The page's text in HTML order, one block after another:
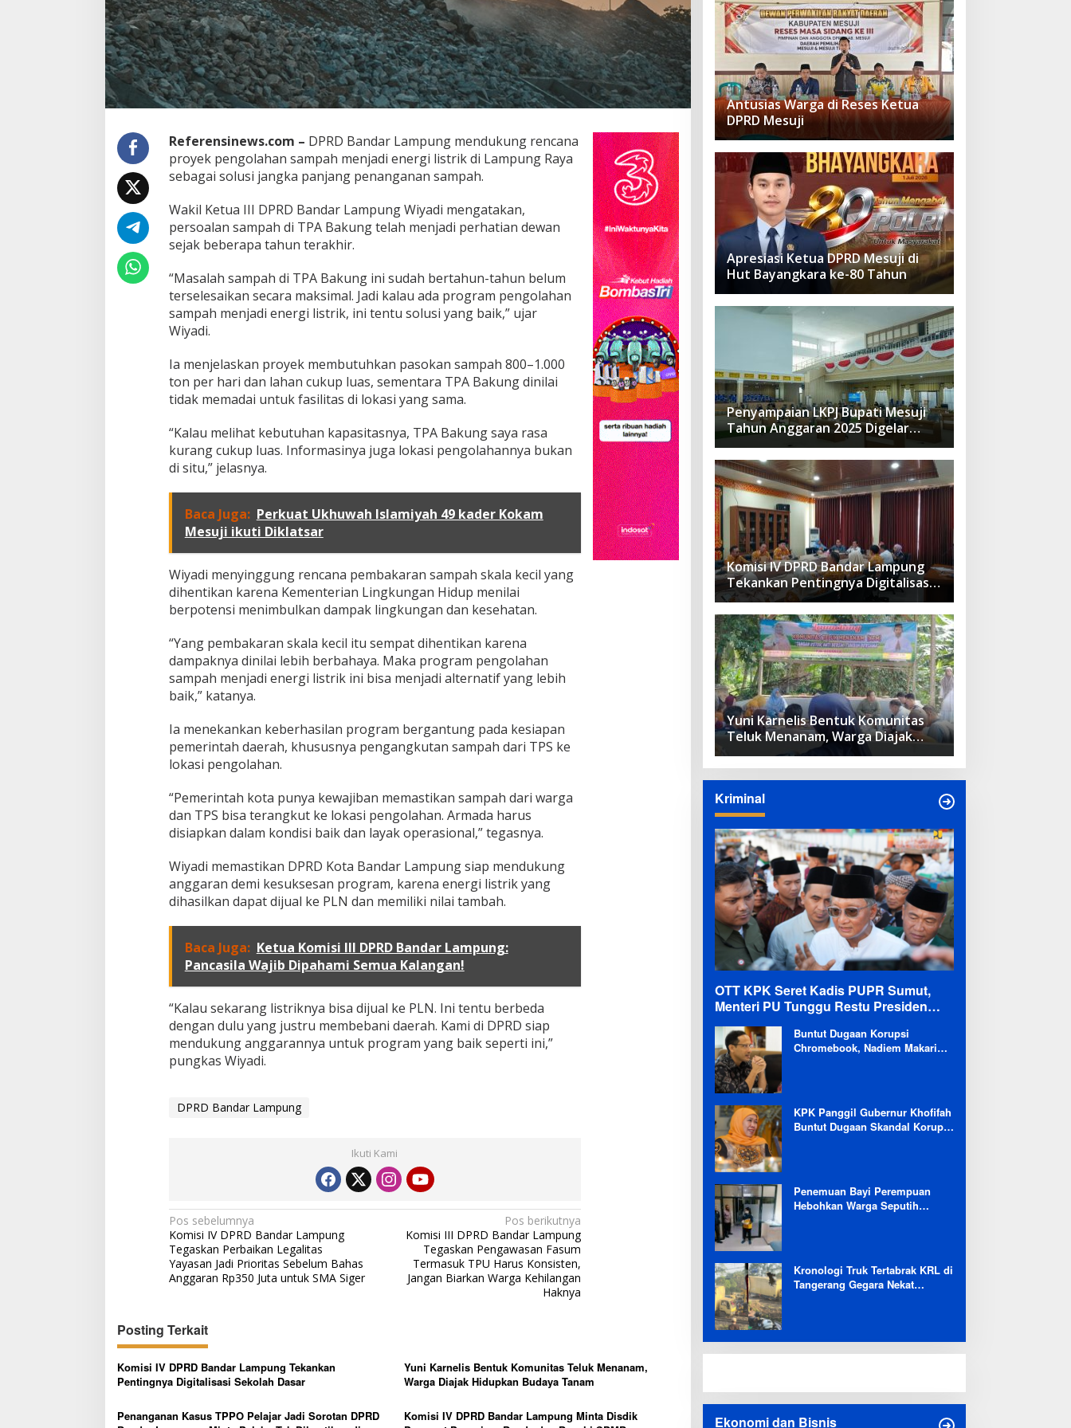
a
k
u
n
g
B
i
s
e
r
a
a
s
i
,
P
R
D
B
d
a
L
m
p
u
n
g
i
a
p
u
k
u
P
r
o
y
R
a
m
h
L
i
n
k
u
g
a
d
a
e
r
n
i
l
E
Referensinews.com – DPRD Bandar Lampung mendukung rencana
proyek pengolahan sampah menjadi energi listrik di Lampung Raya
sebagai solusi jangka panjang penanganan sampah.
Wakil Ketua III DPRD Bandar Lampung Wiyadi mengatakan,
persoalan sampah di TPA Bakung telah menjadi perhatian dewan
sejak beberapa tahun terakhir.
“Masalah sampah di TPA Bakung ini sudah bertahun-tahun belum
terselesaikan secara maksimal. Jadi kalau ada program pengolahan
sampah menjadi energi listrik, ini tentu solusi yang baik,” ujar
Wiyadi.
Ia menjelaskan proyek membutuhkan pasokan sampah 800–1.000
ton per hari dan lahan cukup luas, sementara TPA Bakung dinilai
tidak memadai untuk fasilitas di lokasi yang sama.
“Kalau melihat kebutuhan kapasitasnya, TPA Bakung saya rasa
kurang cukup luas. Informasinya juga lokasi pengolahannya bukan
di situ,” jelasnya.
Baca Juga: Perkuat Ukhuwah Islamiyah 49 kader Kokam
Mesuji ikuti Diklatsar
Wiyadi menyinggung rencana pembakaran sampah skala kecil yang
dihentikan karena Kementerian Lingkungan Hidup menilai
berpotensi menimbulkan dampak lingkungan dan kesehatan.
“Yang pembakaran skala kecil itu sempat dihentikan karena
dampaknya dinilai lebih berbahaya. Maka program pengolahan
sampah menjadi energi listrik ini bisa menjadi alternatif yang lebih
baik,” katanya.
Ia menekankan keberhasilan program bergantung pada kesiapan
pemerintah daerah, khususnya pengangkutan sampah dari TPS ke
lokasi pengolahan.
“Pemerintah kota punya kewajiban memastikan sampah dari warga
dan TPS bisa terangkut ke lokasi pengolahan. Armada harus
disiapkan dalam kondisi baik dan layak operasional,” tegasnya.
Wiyadi memastikan DPRD Kota Bandar Lampung siap mendukung
anggaran demi kesuksesan program, karena energi listrik yang
dihasilkan dapat dijual ke PLN dan memiliki nilai tambah.
Baca Juga: Ketua Komisi III DPRD Bandar Lampung:
Pancasila Wajib Dipahami Semua Kalangan!
“Kalau sekarang listriknya bisa dijual ke PLN. Ini tentu berbeda
dengan dulu yang justru membebani daerah. Kami di DPRD siap
mendukung anggarannya untuk program yang baik seperti ini,”
pungkas Wiyadi.
DPRD Bandar Lampung
Ikuti Kami
N
a
v
i
a
s
i
Pos sebelumnya
Komisi IV DPRD Bandar Lampung
Tegaskan Perbaikan Legalitas
Yayasan Jadi Prioritas Sebelum Bahas
Anggaran Rp350 Juta untuk SMA Siger
Pos berikutnya
Komisi III DPRD Bandar Lampung
Tegaskan Pengawasan Fasum
Termasuk TPU Harus Konsisten,
Jangan Biarkan Warga Kehilangan
Haknya
Posting Terkait
Komisi IV DPRD Bandar Lampung Tekankan
Pentingnya Digitalisasi Sekolah Dasar
Yuni Karnelis Bentuk Komunitas Teluk Menanam,
Warga Diajak Hidupkan Budaya Tanam
Penanganan Kasus TPPO Pelajar Jadi Sorotan DPRD
Komisi IV DPRD Bandar Lampung Minta Disdik
Antusias Warga di Reses Ketua
DPRD Mesuji
Apresiasi Ketua DPRD Mesuji di
Hut Bayangkara ke-80 Tahun
Penyampaian LKPJ Bupati Mesuji
Tahun Anggaran 2025 Digelar
dalam Rapat Paripurna DPRD
Komisi IV DPRD Bandar Lampung
Tekankan Pentingnya Digitalisasi
Sekolah Dasar
Yuni Karnelis Bentuk Komunitas
Teluk Menanam, Warga Diajak
Hidupkan Budaya Tanam
Kriminal
OTT KPK Seret Kadis PUPR Sumut,
Menteri PU Tunggu Restu Presiden
Terkait Kemungkinan Evaluasi Besar
Buntut Dugaan Korupsi
Chromebook, Nadiem Makarim
KPK Panggil Gubernur Khofifah
Buntut Dugaan Skandal Korupsi
Penemuan Bayi Perempuan
Hebohkan Warga Seputih
Kronologi Truk Tertabrak KRL di
Tangerang Gegara Nekat
Ekonomi dan Bisnis